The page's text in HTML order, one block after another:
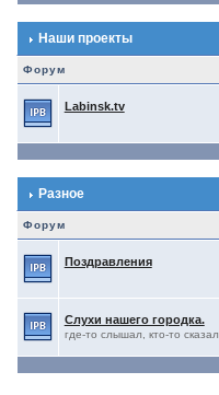
Наши проекты
Форум
Labinsk.tv
Разное
Форум
Поздравления
Слухи нашего городка.
где-то слышал, кто-то сказал